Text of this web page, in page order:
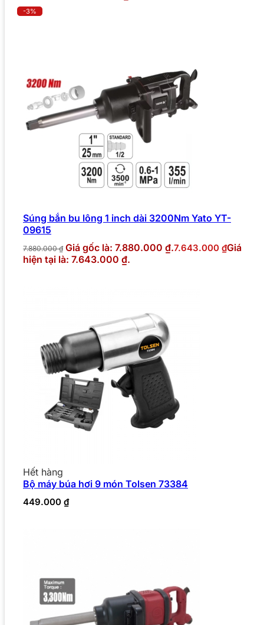
-3%
Súng bắn bu lông 1 inch dài 3200Nm Yato YT-
09615
7.880.000₫ Giá gốc là: 7.880.000 ₫.7.643.000 ₫Giá
hiện tại là: 7.643.000 ₫.
Hết hàng
Bộ máy búa hơi 9 món Tolsen 73384
449.000 ₫